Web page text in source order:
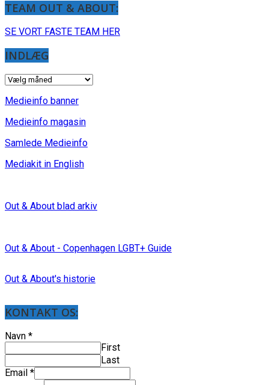
TEAM OUT & ABOUT:
SE VORT FASTE TEAM HER
INDLÆG
INDLÆG
Medieinfo banner
Medieinfo magasin
Samlede Medieinfo
Mediakit in English
Out & About blad arkiv
Out & About - Copenhagen LGBT+ Guide
Out & About's historie
KONTAKT OS:
Navn *
First
Last
Email *